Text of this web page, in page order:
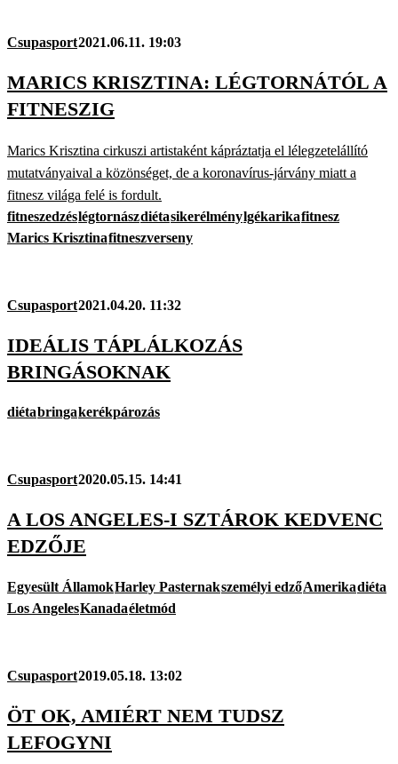
Csupasport2021.06.11. 19:03
MARICS KRISZTINA: LÉGTORNÁTÓL A
FITNESZIG
Marics Krisztina cirkuszi artistaként kápráztatja el lélegzetelállító
mutatványaival a közönséget, de a koronavírus-járvány miatt a
fitnesz világa felé is fordult.
fitneszedzéslégtornászdiétasikerélménylgékarikafitnesz
Marics Krisztinafitneszverseny
Csupasport2021.04.20. 11:32
IDEÁLIS TÁPLÁLKOZÁS
BRINGÁSOKNAK
diétabringakerékpározás
Csupasport2020.05.15. 14:41
A LOS ANGELES-I SZTÁROK KEDVENC
EDZŐJE
Egyesült ÁllamokHarley Pasternakszemélyi edzőAmerikadiéta
Los AngelesKanadaéletmód
Csupasport2019.05.18. 13:02
ÖT OK, AMIÉRT NEM TUDSZ
LEFOGYNI